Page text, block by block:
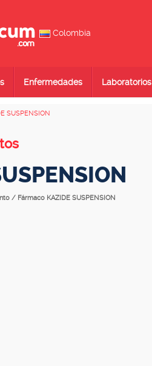
Colombia
Enfermedades Laboratorios
SUSPENSION
/ Fármaco KAZIDE SUSPENSION